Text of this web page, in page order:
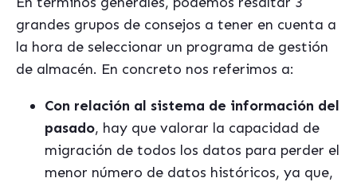
grandes grupos de consejos a tener en cuenta a
la hora de seleccionar un programa de gestión
de almacén. En concreto nos referimos a:
Con relación al sistema de información del
pasado, hay que valorar la capacidad de
migración de todos los datos para perder el
menor número de datos históricos, ya que,